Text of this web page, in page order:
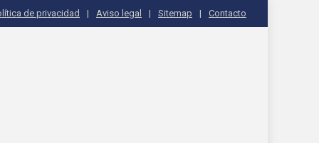
de privacidad Aviso legal Sitemap Contacto